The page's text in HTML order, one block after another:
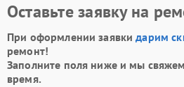
Оставьте заявку на
При оформлении заявкидарим
ремонт!
Заполните поля ниже и мы
время.